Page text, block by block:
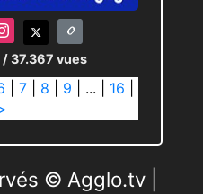
/ 37.367 vues
7| 8 9 ... 16
© Agglo.tv |